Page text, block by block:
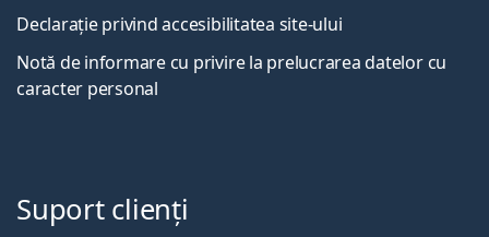
Declarație privind accesibilitatea site-ului
Notă de informare cu privire la prelucrarea datelor cu
caracter personal
Suport clienți